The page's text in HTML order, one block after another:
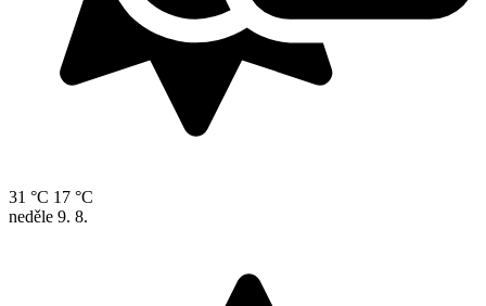
31 °C 17 °C
neděle 9. 8.